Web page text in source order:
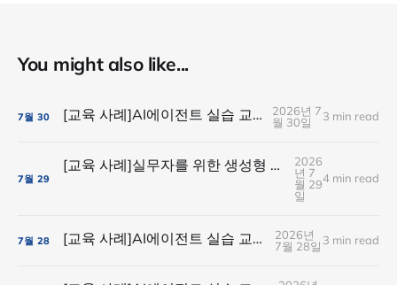
You might also like...
7월 30 [교육 사례]AI에이전트 실습 교육(SK플래닛)
2026년 7
월 30일
3 min read
7월 29
[교육 사례]실무자를 위한 생성형 AI실습 교육(현대경제연구원)
2026
년 7
월 29
일
4 min read
7월 28 [교육 사례]AI에이전트 실습 교육(유니드컴즈)
2026년
7월 28일 3 min read